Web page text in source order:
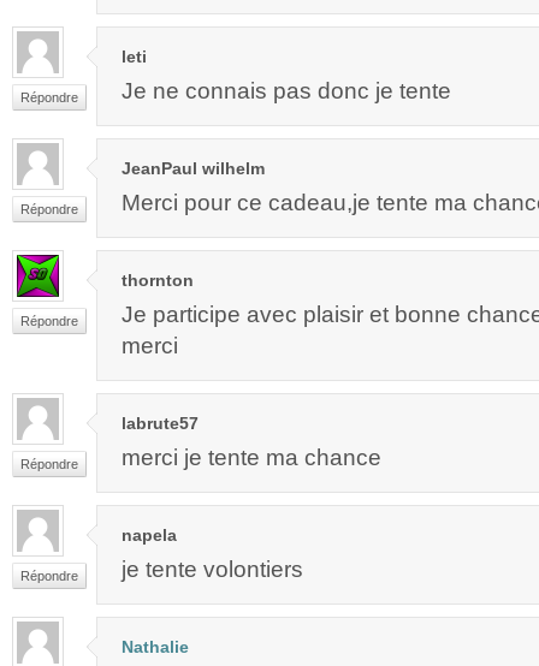
Répondre
leti
Je ne connais pas donc je tente
Répondre
JeanPaul wilhelm
Merci pour ce cadeau,je tente ma
Répondre
thornton
Je participe avec plaisir et bonne
merci
Répondre
labrute57
merci je tente ma chance
Répondre
napela
je tente volontiers
Nathalie